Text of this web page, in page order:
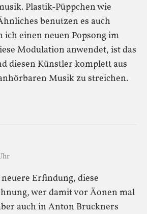
Plastik-Püppchen wie
benutzen es auch
ich einen neuen Popsong im
Modulation anwendet, ist das
diesen Künstler komplett aus
Musik zu streichen.
Erfindung, diese
wer damit vor Äonen mal
auch in Anton Bruckners